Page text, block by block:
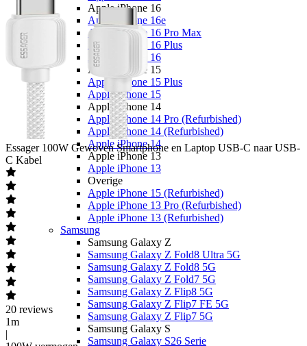
Apple iPhone 16
Apple iPhone 16e
Apple iPhone 16 Pro Max
Apple iPhone 16 Plus
Apple iPhone 16
Apple iPhone 15
Apple iPhone 15 Plus
Apple iPhone 15
Apple iPhone 14
Apple iPhone 14 Pro (Refurbished)
Apple iPhone 14 (Refurbished)
Apple iPhone 14
Apple iPhone 13
Apple iPhone 13
Overige
Apple iPhone 15 (Refurbished)
Apple iPhone 13 Pro (Refurbished)
Apple iPhone 13 (Refurbished)
Samsung
Samsung Galaxy Z
Samsung Galaxy Z Fold8 Ultra 5G
Samsung Galaxy Z Fold8 5G
Samsung Galaxy Z Fold7 5G
Samsung Galaxy Z Flip8 5G
Samsung Galaxy Z Flip7 FE 5G
Samsung Galaxy Z Flip7 5G
Samsung Galaxy S
Samsung Galaxy S26 Serie
Essager 100W Gewoven Smartphone en Laptop USB-C naar USB-
C Kabel
20 reviews
1m
|